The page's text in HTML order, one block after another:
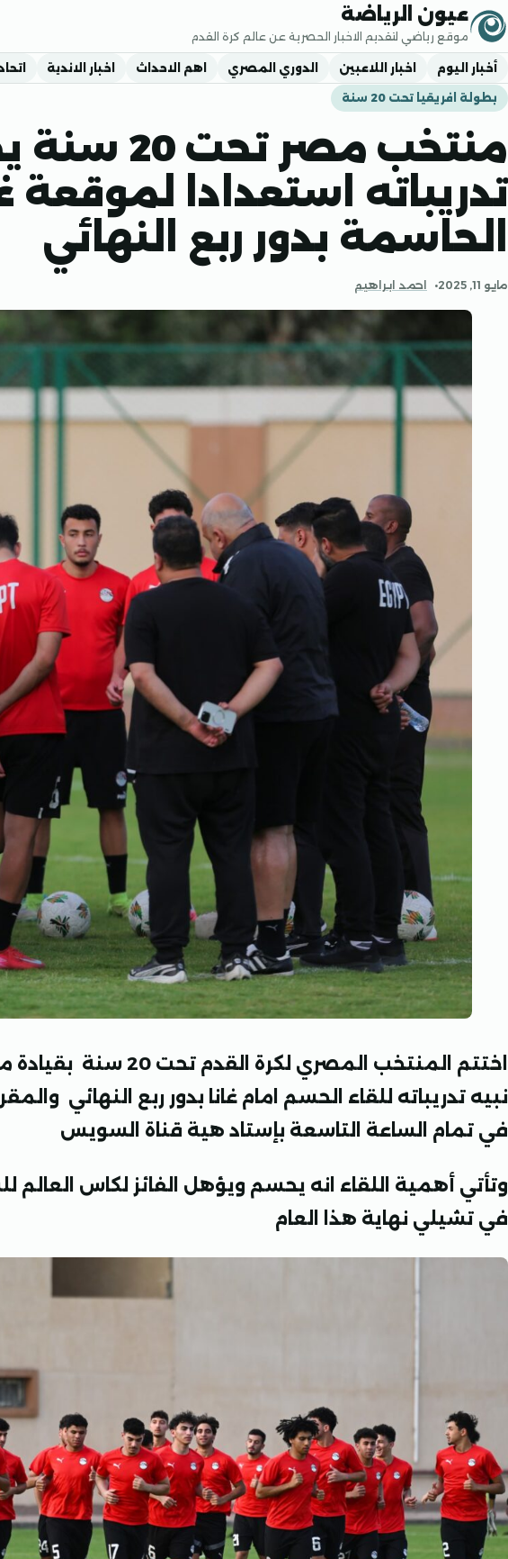
تجاوز إلى المحتوى
عيون الرياضة
موقع رياضي لتقديم الاخبار الحصرية عن عالم كرة القدم
أخبار اليوم اخبار اللاعبين الدوري المصري اهم الاحداث اخبار الاندية
بطولة افريقيا تحت 20 سنة
منتخب مصر تحت
تدريباته استعدادا لموقعة
الحاسمة بدور ربع النهائي
مايو 11, 2025 احمد ابراهيم
اختتم المنتخب المصري لكرة
نبيه تدريباته للقاء الحسم امام غانا بدور ربع النهائي
في تمام الساعة التاسعة بإستاد هية قناة السويس
وتأتي أهمية اللقاء انه يحسم ويؤهل الفائز لكاس العالم
في تشيلي نهاية هذا العام